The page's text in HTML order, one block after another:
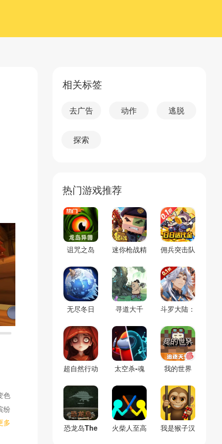
色
纷
多
相关标签
去广告 动作 逃脱
探索
热门游戏推荐
诅咒之岛
(辅助菜单)
迷你枪战精
英
佣兵突击队
(0.1折割草
免费版)
无尽冬日
(官服)
寻道大千
(官服)
斗罗大陆：
逆转时空
(0.1折)
超自然行动
组
太空杀-魂
警长
我的世界
(官服)
恐龙岛The
火柴人至高
我是猴子汉